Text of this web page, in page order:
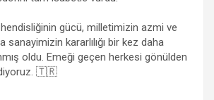
gücü, milletimizin azmi ve
sanayimizin kararlılığı bir kez daha
oldu. Emeği geçen herkesi gönülden
🇹🇷